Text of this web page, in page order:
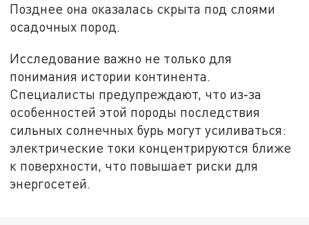
Позднее она оказалась скрыта под слоями
осадочных пород.
Исследование важно не только для
понимания истории континента.
Специалисты предупреждают, что из‑за
особенностей этой породы последствия
сильных солнечных бурь могут усиливаться:
электрические токи концентрируются ближе
к поверхности, что повышает риски для
энергосетей.